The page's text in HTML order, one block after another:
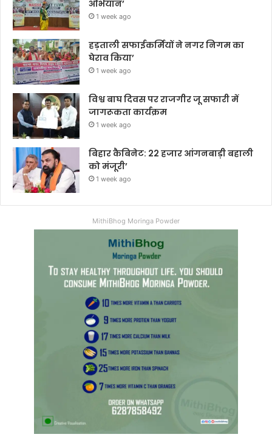
अभियान’
1 week ago
हड़ताली सफाईकर्मियों ने नगर निगम का
घेराव किया’
1 week ago
विश्व बाघ दिवस पर राजगीर जू सफारी में
जागरूकता कार्यक्रम
1 week ago
बिहार कैबिनेट: 22 हजार आंगनबाड़ी बहाली
को मंजूरी’
1 week ago
MithiBhog Moringa Powder